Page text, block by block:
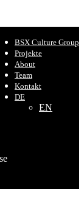
BSX Culture Group
Projekte
About
Team
Kontakt
DE
EN